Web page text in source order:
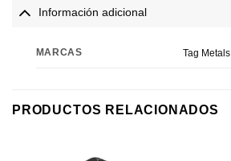
Información adicional
MARCAS Tag Metals
PRODUCTOS RELACIONADOS